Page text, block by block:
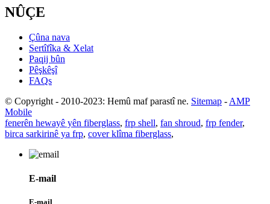
NÛÇE
Çûna nava
Sertîfîka & Xelat
Paqij bûn
Pêşkêşî
FAQs
© Copyright - 2010-2023: Hemû maf parastî ne. Sitemap -AMP
Mobile
fenerên hewayê yên fiberglass, frp shell, fan shroud, frp fender,
birca sarkirinê ya frp, cover klîma fiberglass,
E-mail
E-mail